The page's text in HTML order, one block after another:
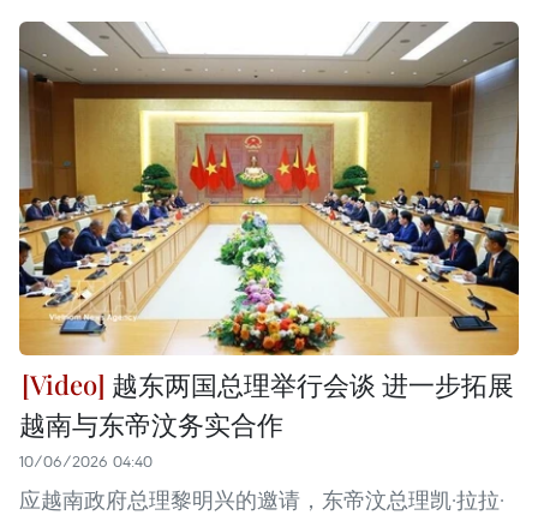
越东两国总理举行会谈 进一步拓展
越南与东帝汶务实合作
10/06/2026 04:40
应越南政府总理黎明兴的邀请，东帝汶总理凯·拉拉·